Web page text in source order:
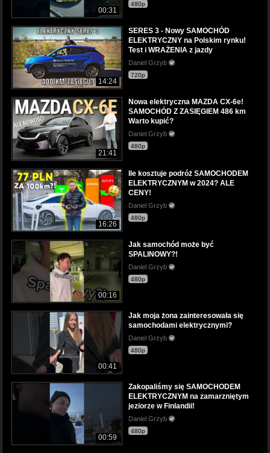
00:31
480p
14:24
SERES 3 - Nowy SAMOCHÓD
ELEKTRYCZNY na Polskim rynku!
Test i WRAŻENIA z jazdy
Daniel Grzyb
720p
21:41
Nowa elektryczna MAZDA CX-6e!
SAMOCHÓD Z ZASIĘGIEM 486 km
Warto kupić?
Daniel Grzyb
480p
16:26
Ile kosztuje podróż SAMOCHODEM
ELEKTRYCZNYM w 2024? ALE
CENY!
Daniel Grzyb
480p
00:16
Jak samochód może być
SPALINOWY?!
Daniel Grzyb
480p
00:41
Jak moja żona zainteresowała się
samochodami elektrycznymi?
Daniel Grzyb
480p
00:59
Zakopaliśmy się SAMOCHODEM
ELEKTRYCZNYM na zamarzniętym
jeziorze w Finlandii!
Daniel Grzyb
480p